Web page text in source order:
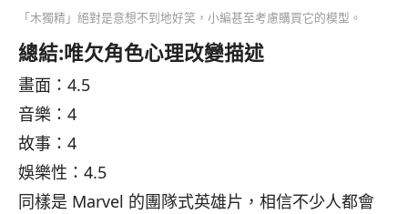
「木獨精」絕對是意想不到地好笑，小編甚至考慮購買它的模型。
總結:唯欠角色心理改變描述
畫面：4.5
音樂：4
故事：4
娛樂性：4.5
同樣是 Marvel 的團隊式英雄片，相信不少人都會